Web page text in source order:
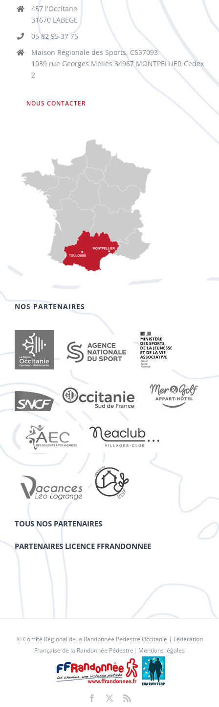
457 l'Occitane
31670 LABEGE
05 82 95 37 75
Maison Régionale des Sports, CS37093
1039 rue Georges Méliès 34967 MONTPELLIER Cedex
2
NOUS CONTACTER
NOS PARTENAIRES
TOUS NOS PARTENAIRES
PARTENAIRES LICENCE FFRANDONNEE
© Comité Régional de la Randonnée Pédestre Occitanie | Fédération
Française de la Randonnée Pédestre | Mentions légales
Facebook